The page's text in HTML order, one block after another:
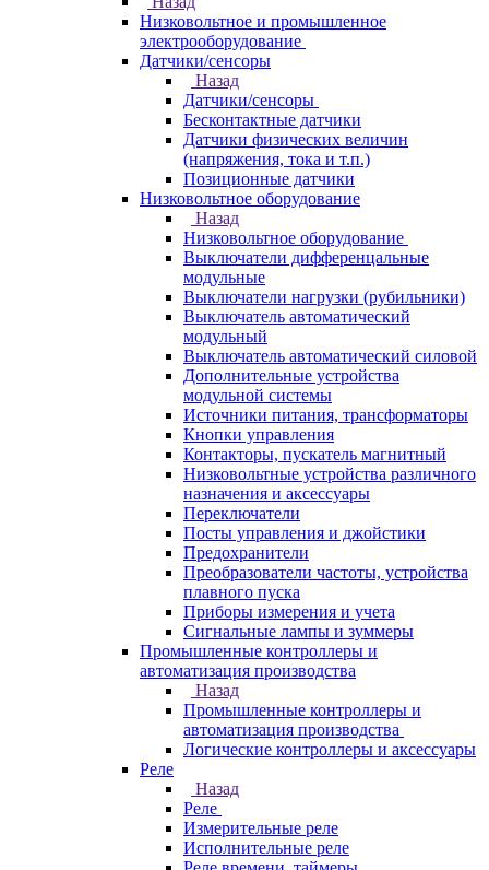
Низковольтное и промышленное
электрооборудование
Датчики/сенсоры
Назад
Датчики/сенсоры
Бесконтактные датчики
Датчики физических величин
(напряжения, тока и т.п.)
Позиционные датчики
Низковольтное оборудование
Назад
Низковольтное оборудование
Выключатели дифференцальные
модульные
Выключатели нагрузки (рубильники)
Выключатель автоматический
модульный
Выключатель автоматический силовой
Дополнительные устройства
модульной системы
Источники питания, трансформаторы
Кнопки управления
Контакторы, пускатель магнитный
Низковольтные устройства различного
назначения и аксессуары
Переключатели
Посты управления и джойстики
Предохранители
Преобразователи частоты, устройства
плавного пуска
Приборы измерения и учета
Сигнальные лампы и зуммеры
Промышленные контроллеры и
автоматизация производства
Назад
Промышленные контроллеры и
автоматизация производства
Логические контроллеры и аксессуары
Реле
Назад
Реле
Измерительные реле
Исполнительные реле